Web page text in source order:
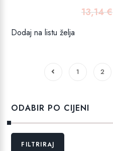
13,14€
Dodaj na listu želja
1 2
ODABIR PO CIJENI
Min
MaksFILTRIRAJ